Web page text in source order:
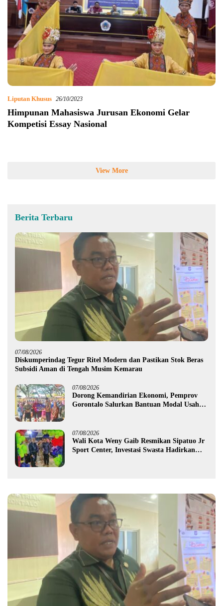
Liputan Khusus 26/10/2023
Himpunan Mahasiswa Jurusan Ekonomi Gelar
Kompetisi Essay Nasional
View More
Berita Terbaru
07/08/2026
Diskumperindag Tegur Ritel Modern dan Pastikan Stok Beras
Subsidi Aman di Tengah Musim Kemarau
07/08/2026
Dorong Kemandirian Ekonomi, Pemprov
Gorontalo Salurkan Bantuan Modal Usaha
07/08/2026
Wali Kota Weny Gaib Resmikan Sipatuo Jr
Sport Center, Investasi Swasta Hadirkan